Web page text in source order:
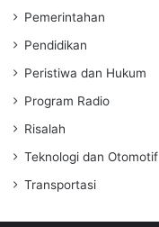
Pemerintahan
Pendidikan
Peristiwa dan Hukum
Program Radio
Risalah
Teknologi dan Otomotif
Transportasi